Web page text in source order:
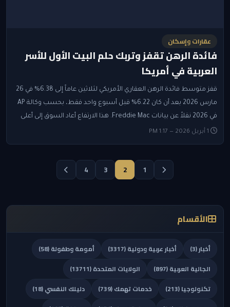
عقارات وإسكان
فائدة الرهن تقفز وتربك حلم البيت الأول للأسر
العربية في أمريكا
قفز متوسط فائدة الرهن العقاري الأمريكي لثلاثين عاماً إلى 6.38% في 26
مارس 2026 بعد أن كان 6.22% قبل أسبوع واحد فقط، بحسب وكالة AP
في 2026 نقلاً عن بيانات Freddie Mac. هذا الارتفاع أعاد السوق إلى أعلى
1
2
3
4
الأقسام
أخبار (3) أخبار عربية ودولية (3317)
أمومة وطفولة (58)
الجالية العربية (897)
الولايات المتحدة (13711)
تكنولوجيا (213)
خدمات تهمك (739)
دليلك النفسي (18)